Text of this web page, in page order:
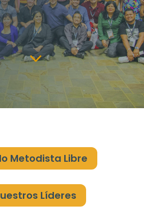
3
Metodista Libre
Líderes